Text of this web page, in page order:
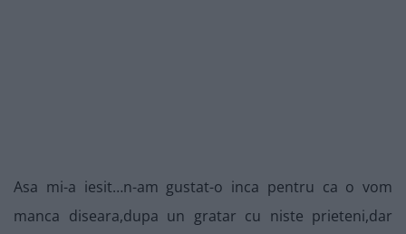
Asa mi-a iesit…n-am gustat-o inca pentru ca o vom
manca diseara,dupa un gratar cu niste prieteni,dar